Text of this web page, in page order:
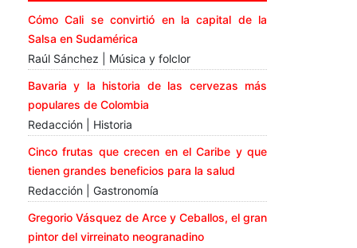
Cómo Cali se convirtió en la capital de la
Salsa en Sudamérica
Raúl Sánchez | Música y folclor
Bavaria y la historia de las cervezas más
populares de Colombia
Redacción | Historia
Cinco frutas que crecen en el Caribe y que
tienen grandes beneficios para la salud
Redacción | Gastronomía
Gregorio Vásquez de Arce y Ceballos, el gran
pintor del virreinato neogranadino